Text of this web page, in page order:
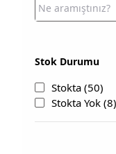
Stok Durumu
Stokta (50)
Stokta Yok (8)